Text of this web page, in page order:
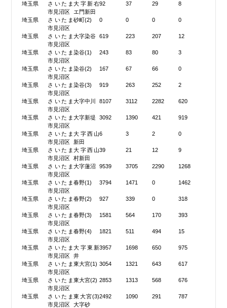
埼玉県
さいたま
市見沼区
大字新右
エ門新田
92 37 29 8
埼玉県
さいたま
市見沼区
砂町(2) 0 0 0 0
埼玉県
さいたま
市見沼区
大字染谷 619 223 207 12
埼玉県
さいたま
市見沼区
染谷(1) 243 83 80 3
埼玉県
さいたま
市見沼区
染谷(2) 167 67 66 0
埼玉県
さいたま
市見沼区
染谷(3) 919 263 252 2
埼玉県
さいたま
市見沼区
大字中川 8107 3112 2282 620
埼玉県
さいたま
市見沼区
大字新堤 3092 1390 421 919
埼玉県
さいたま
市見沼区
大字西山
新田
6 3 2 0
埼玉県
さいたま
市見沼区
大字西山
村新田
39 21 12 9
埼玉県
さいたま
市見沼区
大字蓮沼 9539 3705 2290 1268
埼玉県
さいたま
市見沼区
春野(1) 3794 1471 0 1462
埼玉県
さいたま
市見沼区
春野(2) 927 339 0 318
埼玉県
さいたま
市見沼区
春野(3) 1581 564 170 393
埼玉県
さいたま
市見沼区
春野(4) 1821 511 494 15
埼玉県
さいたま
市見沼区
大字東新
井
3957 1698 650 975
埼玉県
さいたま
市見沼区
東大宮(1) 3054 1321 643 617
埼玉県
さいたま
市見沼区
東大宮(2) 2853 1313 568 676
埼玉県
さいたま
市見沼区
東大宮(3)
大字砂
2492 1090 291 787